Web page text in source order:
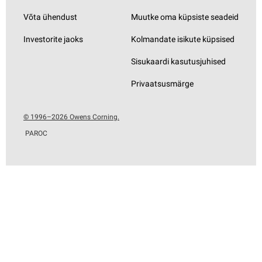
Võta ühendust
Investorite jaoks
Muutke oma küpsiste seadeid
Kolmandate isikute küpsised
Sisukaardi kasutusjuhised
Privaatsusmärge
© 1996–2026 Owens Corning.
PAROC